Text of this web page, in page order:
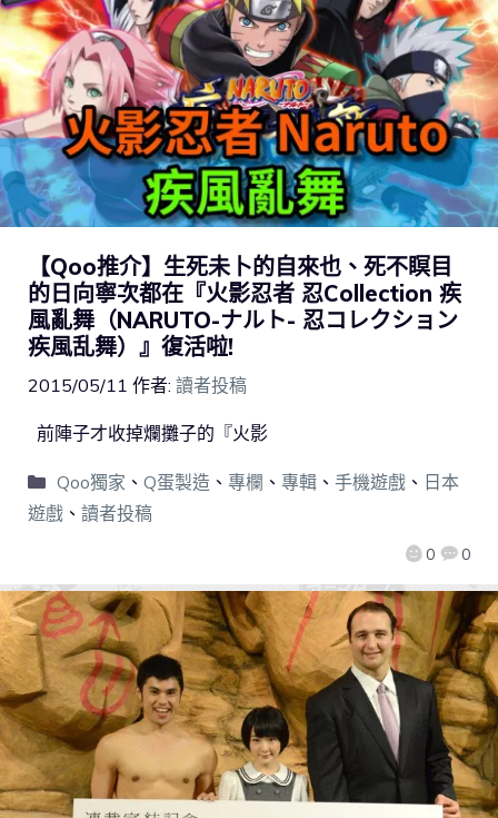
【Qoo推介】生死未卜的自來也、死不瞑目
的日向寧次都在『火影忍者 忍Collection 疾
風亂舞（NARUTO-ナルト- 忍コレクション
疾風乱舞）』復活啦!
2015/05/11 作者: 讀者投稿
0 0
前陣子才收掉爛攤子的『火影
Qoo獨家 、 Q蛋製造 、 專欄 、 專輯、 手機遊戲、 日本
遊戲 、 讀者投稿